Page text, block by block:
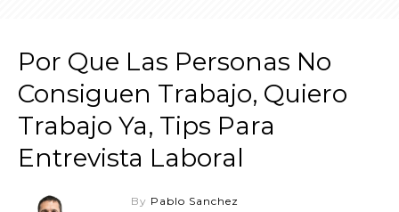
Por Que Las Personas No
Consiguen Trabajo, Quiero
Trabajo Ya, Tips Para
Entrevista Laboral
By Pablo Sanchez